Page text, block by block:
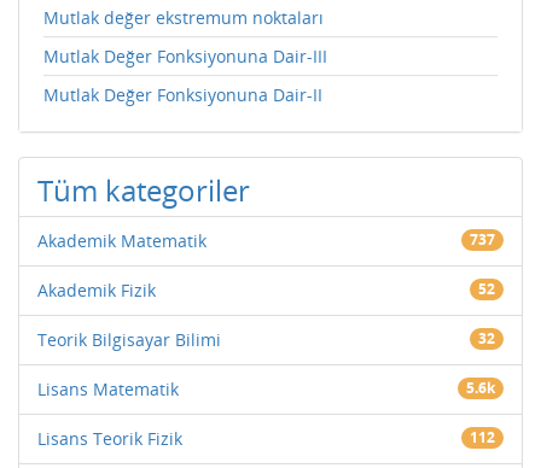
Mutlak değer ekstremum noktaları
Mutlak Değer Fonksiyonuna Dair-III
Mutlak Değer Fonksiyonuna Dair-II
Tüm kategoriler
Akademik Matematik 737
Akademik Fizik 52
Teorik Bilgisayar Bilimi 32
Lisans Matematik 5.6k
Lisans Teorik Fizik 112